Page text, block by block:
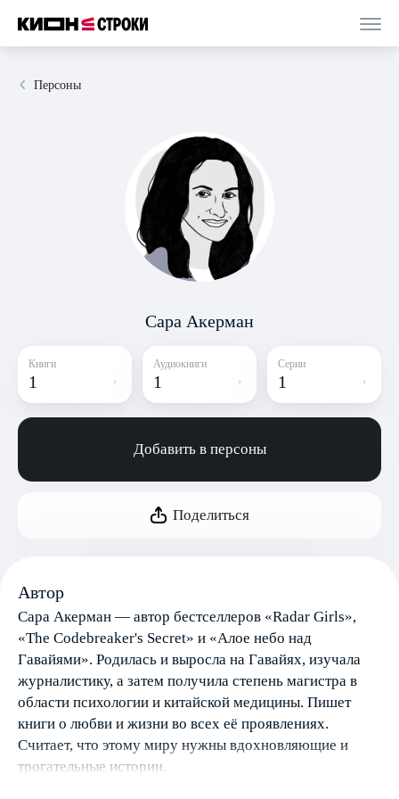
Персоны
Сара Акерман
Книги
1
Аудиокниги
1
Серии
1
Добавить в персоны
Поделиться
Автор
Сара Акерман — автор бестселлеров «Radar Girls»,
«The Codebreaker's Secret» и «Алое небо над
Гавайями». Родилась и выросла на Гавайях, изучала
журналистику, а затем получила степень магистра в
области психологии и китайской медицины. Пишет
книги о любви и жизни во всех её проявлениях.
Считает, что этому миру нужны вдохновляющие и
трогательные истории.